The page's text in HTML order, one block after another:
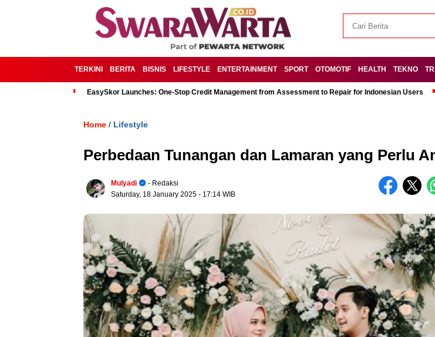
TERKINI BERITA BISNIS LIFESTYLE ENTERTAINMENT SPORT OTOMOTIF HEALTH TEKNO
EasySkor Launches: One-Stop Credit Management from Assessment to Repair for Indonesian Users
Home / Lifestyle
Perbedaan Tunangan dan Lamaran yang Perlu
Mulyadi
- Redaksi
Saturday, 18 January 2025 - 17:14 WIB